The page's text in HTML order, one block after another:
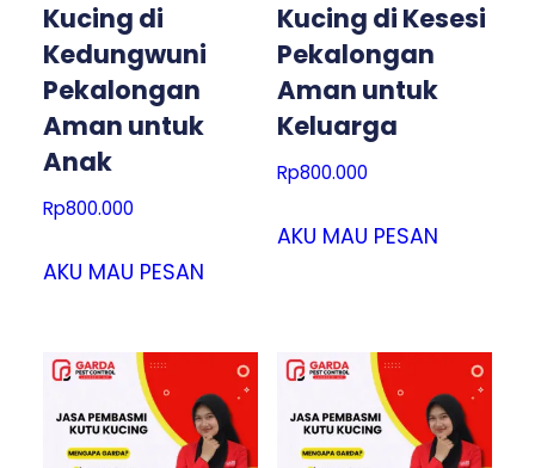
Kucing di
Kedungwuni
Pekalongan
Aman untuk
Anak
Rp800.000
AKU MAU PESAN
Kucing di Kesesi
Pekalongan
Aman untuk
Keluarga
Rp800.000
AKU MAU PESAN